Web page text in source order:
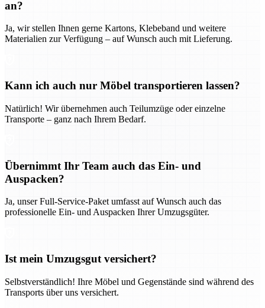
an?
Ja, wir stellen Ihnen gerne Kartons, Klebeband und weitere
Materialien zur Verfügung – auf Wunsch auch mit Lieferung.
Kann ich auch nur Möbel transportieren lassen?
Natürlich! Wir übernehmen auch Teilumzüge oder einzelne
Transporte – ganz nach Ihrem Bedarf.
Übernimmt Ihr Team auch das Ein- und
Auspacken?
Ja, unser Full-Service-Paket umfasst auf Wunsch auch das
professionelle Ein- und Auspacken Ihrer Umzugsgüter.
Ist mein Umzugsgut versichert?
Selbstverständlich! Ihre Möbel und Gegenstände sind während des
Transports über uns versichert.